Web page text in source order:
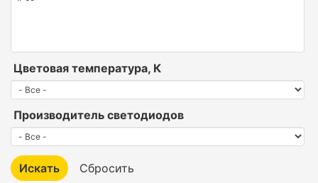
Цветовая температура, К
Производитель светодиодов